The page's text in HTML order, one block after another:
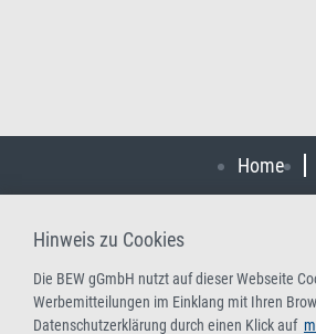
Home
Hinweis zu Cookies
Die BEW gGmbH nutzt auf dieser Webseite
Werbemitteilungen im Einklang mit Ihren
Datenschutzerklärung durch einen Klick auf